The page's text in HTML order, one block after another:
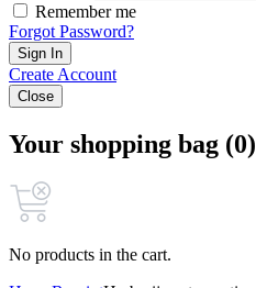
Remember me
Forgot Password?
Sign In
Create Account
Close
Your shopping bag (0)
No products in the cart.